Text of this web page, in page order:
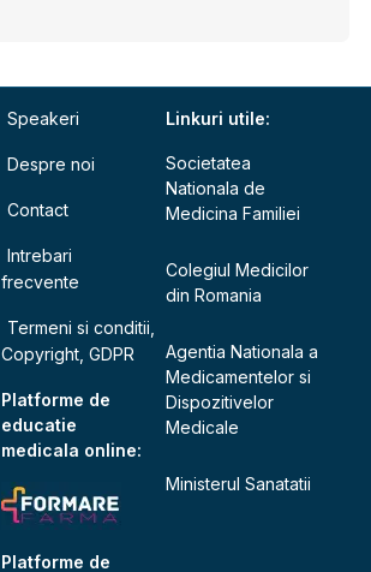
Speakeri
Despre noi
Contact
Intrebari
frecvente
Termeni si conditii,
Copyright, GDPR
Platforme de
educatie
medicala online:
Platforme de
Linkuri utile:
Societatea
Nationala de
Medicina Familiei
Colegiul Medicilor
din Romania
Agentia Nationala a
Medicamentelor si
Dispozitivelor
Medicale
Ministerul Sanatatii